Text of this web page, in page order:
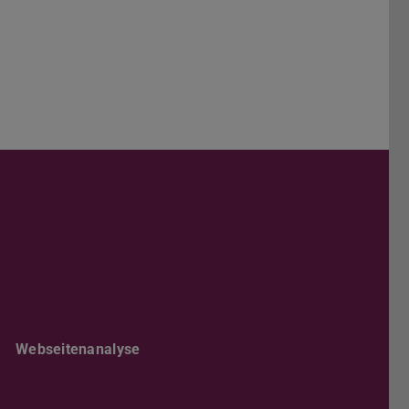
Darmstadt
der TU Darmstadt
Kanal der TU Darmstadt
Webseitenanalyse